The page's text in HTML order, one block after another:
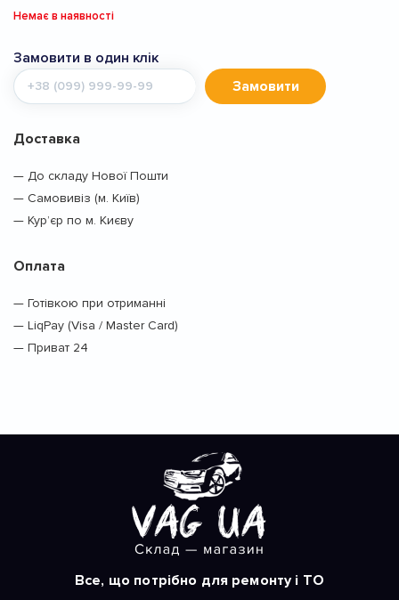
Немає в наявності
Замовити в один клік
Мобільний
телефон
Замовити
Доставка
— До складу Нової Пошти
— Самовивіз (м. Київ)
— Кур’єр по м. Києву
Оплата
— Готівкою при отриманні
— LiqPay (Visa / Master Card)
— Приват 24
Все, що потрібно для ремонту і ТО